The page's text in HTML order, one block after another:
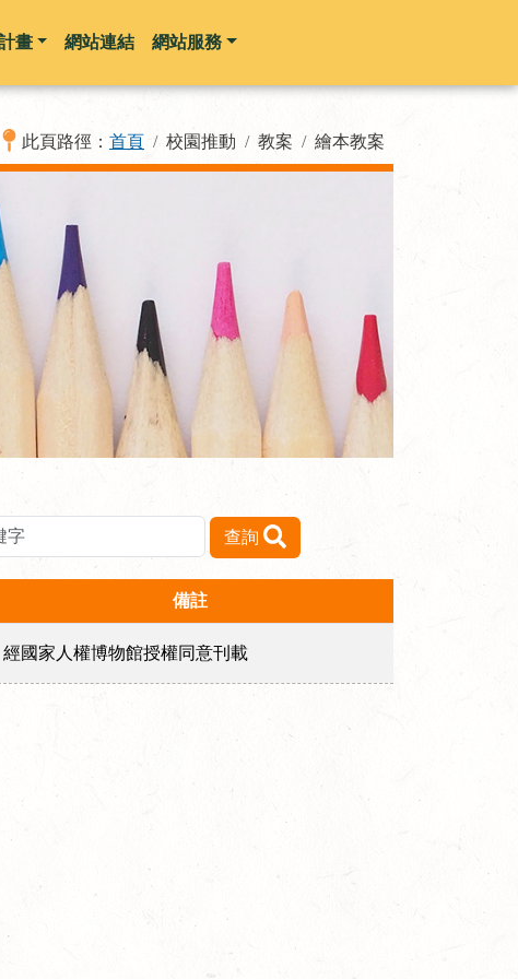
畫 網站連結 網站服務
此頁路徑： 首頁 校園推動 教案 繪本教案
查詢
備註
經國家人權博物館授權同意刊載